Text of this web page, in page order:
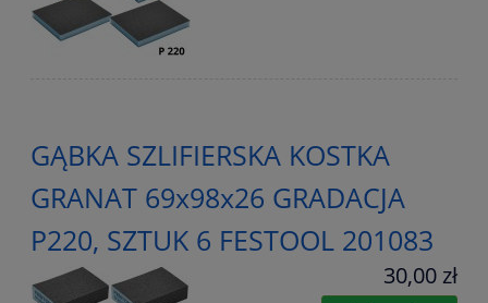
GĄBKA SZLIFIERSKA KOSTKA
GRANAT 69x98x26 GRADACJA
P220, SZTUK 6 FESTOOL 201083
30,00 zł